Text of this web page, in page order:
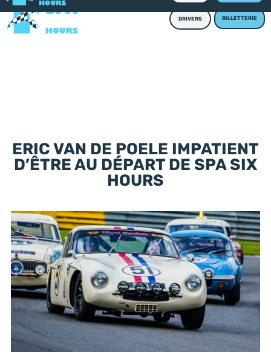
DRIVERS BILLETTERIE
ERIC VAN DE POELE IMPATIENT
D’ÊTRE AU DÉPART DE SPA SIX
HOURS